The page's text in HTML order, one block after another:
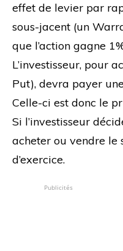
effet de levier par
sous-jacent (un
que l’action gagne
L’investisseur, pour
Put), devra payer
Celle-ci est donc le
Si l’investisseur
acheter ou vendre le
d’exercice.
Publicités